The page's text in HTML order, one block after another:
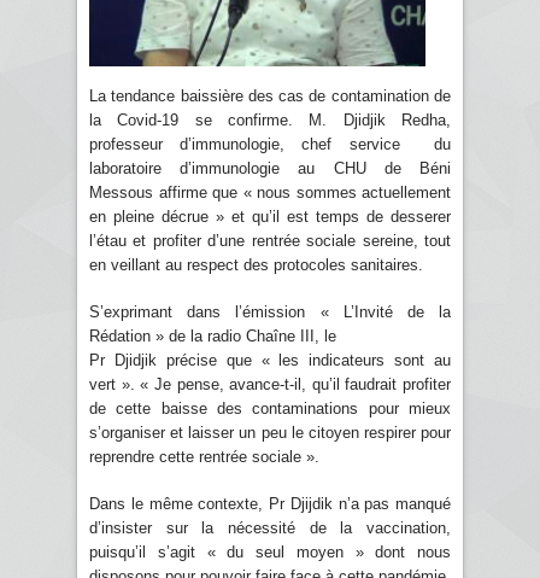
La tendance baissière des cas de contamination de
la Covid-19 se confirme. M. Djidjik Redha,
professeur d’immunologie, chef service du
laboratoire d’immunologie au CHU de Béni
Messous affirme que « nous sommes actuellement
en pleine décrue » et qu’il est temps de desserer
l’étau et profiter d’une rentrée sociale sereine, tout
en veillant au respect des protocoles sanitaires.
S’exprimant dans l’émission « L’Invité de la
Rédation » de la radio Chaîne III, le
Pr Djidjik précise que « les indicateurs sont au
vert ». « Je pense, avance-t-il, qu’il faudrait profiter
de cette baisse des contaminations pour mieux
s’organiser et laisser un peu le citoyen respirer pour
reprendre cette rentrée sociale ».
Dans le même contexte, Pr Djijdik n’a pas manqué
d’insister sur la nécessité de la vaccination,
puisqu’il s’agit « du seul moyen » dont nous